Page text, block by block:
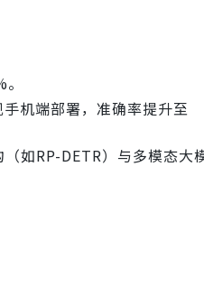
机端部署，准确率提升至
（如RP-DETR）与多模态大